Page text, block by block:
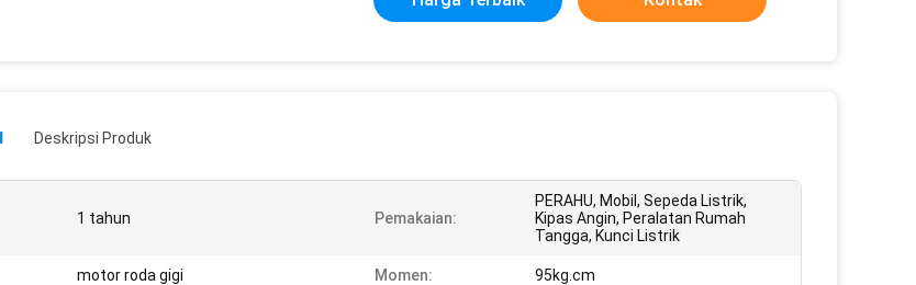
Deskripsi Produk
1 tahun Pemakaian:
PERAHU, Mobil, Sepeda Listrik,
Kipas Angin, Peralatan Rumah
Tangga, Kunci Listrik
motor roda gigi Momen: 95kg.cm